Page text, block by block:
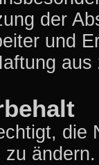
der
und
die